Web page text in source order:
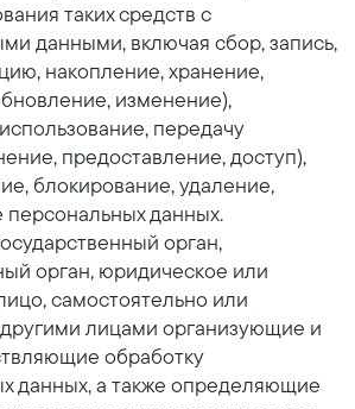
таких средств с
данными, включая сбор, запись,
накопление, хранение,
изменение),
передачу
предоставление, доступ),
блокирование, удаление,
данных.
орган,
орган, юридическое или
самостоятельно или
лицами организующие и
обработку
данных, а также определяющие